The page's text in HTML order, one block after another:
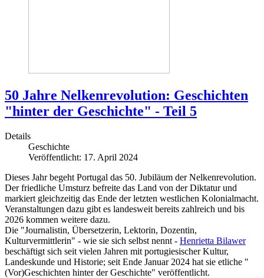
50 Jahre Nelkenrevolution: Geschichten
"hinter der Geschichte" - Teil 5
Details
Geschichte
Veröffentlicht: 17. April 2024
Dieses Jahr begeht Portugal das 50. Jubiläum der Nelkenrevolution.
Der friedliche Umsturz befreite das Land von der Diktatur und
markiert gleichzeitig das Ende der letzten westlichen Kolonialmacht.
Veranstaltungen dazu gibt es landesweit bereits zahlreich und bis
2026 kommen weitere dazu.
Die "Journalistin, Übersetzerin, Lektorin, Dozentin,
Kulturvermittlerin" - wie sie sich selbst nennt - Henrietta Bilawer
beschäftigt sich seit vielen Jahren mit portugiesischer Kultur,
Landeskunde und Historie; seit Ende Januar 2024 hat sie etliche "
(Vor)Geschichten hinter der Geschichte" veröffentlicht.